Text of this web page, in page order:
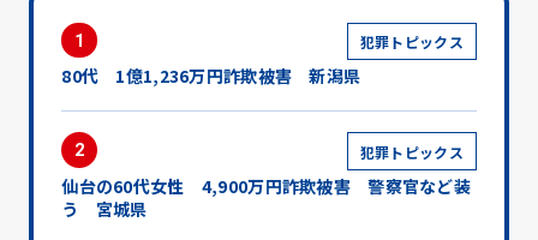
1 犯罪トピックス
80代 1億1,236万円詐欺被害 新潟県
2 犯罪トピックス
仙台の60代女性 4,900万円詐欺被害 警察官など装
う 宮城県